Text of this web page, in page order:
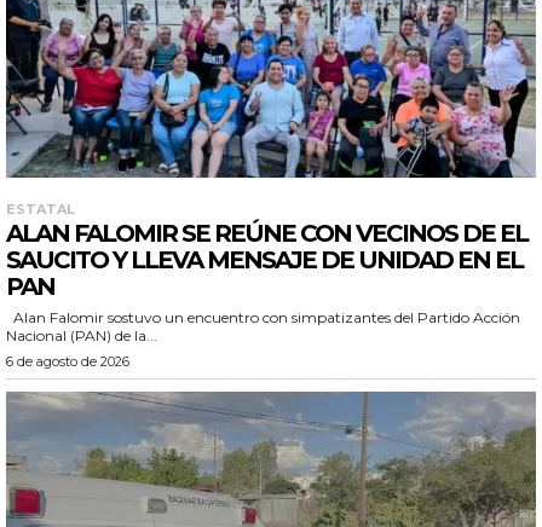
ESTATAL
ALAN FALOMIR SE REÚNE CON VECINOS DE EL
SAUCITO Y LLEVA MENSAJE DE UNIDAD EN EL
PAN
Nacional (PAN) de la...
6 de agosto de 2026